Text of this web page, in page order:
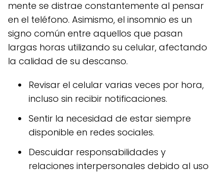
mente se distrae constantemente al pensar
en el teléfono. Asimismo, el insomnio es un
signo común entre aquellos que pasan
largas horas utilizando su celular, afectando
la calidad de su descanso.
Revisar el celular varias veces por hora,
incluso sin recibir notificaciones.
Sentir la necesidad de estar siempre
disponible en redes sociales.
Descuidar responsabilidades y
relaciones interpersonales debido al uso